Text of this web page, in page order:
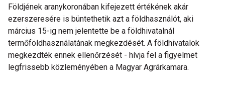
Földjének aranykoronában kifejezett értékének akár
ezerszeresére is büntethetik azt a földhasználót, aki
március 15-ig nem jelentette be a földhivatalnál
termőföldhasználatának megkezdését. A földhivatalok
megkezdték ennek ellenőrzését - hívja fel a figyelmet
legfrissebb közleményében a Magyar Agrárkamara.